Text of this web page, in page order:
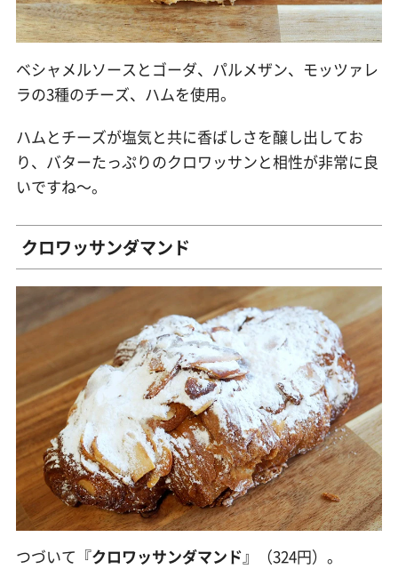
ベシャメルソースとゴーダ、パルメザン、モッツァレ
ラの3種のチーズ、ハムを使用。
ハムとチーズが塩気と共に香ばしさを醸し出してお
り、バターたっぷりのクロワッサンと相性が非常に良
いですね〜。
クロワッサンダマンド
つづいて『クロワッサンダマンド』（324円）。